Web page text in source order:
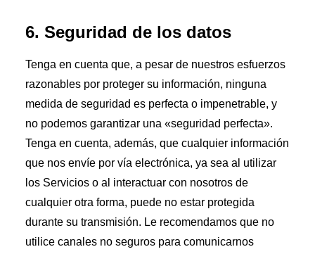
6. Seguridad de los datos
Tenga en cuenta que, a pesar de nuestros esfuerzos
razonables por proteger su información, ninguna
medida de seguridad es perfecta o impenetrable, y
no podemos garantizar una «seguridad perfecta».
Tenga en cuenta, además, que cualquier información
que nos envíe por vía electrónica, ya sea al utilizar
los Servicios o al interactuar con nosotros de
cualquier otra forma, puede no estar protegida
durante su transmisión. Le recomendamos que no
utilice canales no seguros para comunicarnos